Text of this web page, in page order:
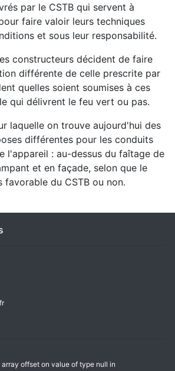
par le CSTB qui servent à
faire valoir leurs techniques
et sous leur responsabilité.
constructeurs décident de faire
différente de celle prescrite par
quelles soient soumises à ces
qui délivrent le feu vert ou pas.
laquelle on trouve aujourd'hui des
différentes pour les conduits
l'appareil : au-dessus du faîtage de
et en façade, selon que le
favorable du CSTB ou non.
offset on value of type null in